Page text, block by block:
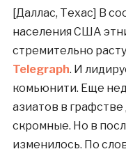
[Даллас, Техас] В
населения США
стремительно
Telegraph. И
комьюнити. Еще
азиатов в
скромные. Но в
изменилось. По